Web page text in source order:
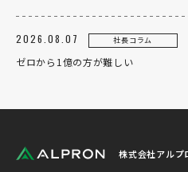
2026.08.07 社長コラム
ゼロから1億の方が難しい
株式会社アルプ